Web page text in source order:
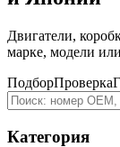
Двигатели,
марке, модели
ПодборПроверка
Категория